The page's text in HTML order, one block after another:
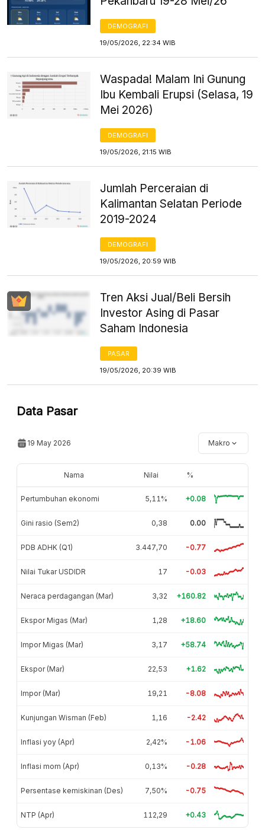
DEMOGRAFI
19/05/2026, 22:34 WIB
Waspada! Malam Ini Gunung
Ibu Kembali Erupsi (Selasa, 19
Mei 2026)
DEMOGRAFI
19/05/2026, 21:15 WIB
Jumlah Perceraian di
Kalimantan Selatan Periode
2019-2024
DEMOGRAFI
19/05/2026, 20:59 WIB
Tren Aksi Jual/Beli Bersih
Investor Asing di Pasar
Saham Indonesia
PASAR
19/05/2026, 20:39 WIB
Data Pasar
19 May 2026 Makro
Nama Nilai %
Pertumbuhan ekonomi 5,11% +0.08
Gini rasio (Sem2) 0,38 0.00
PDB ADHK (Q1) 3.447,70 -0.77
Nilai Tukar USDIDR 17 -0.03
Neraca perdagangan (Mar) 3,32 +160.82
Ekspor Migas (Mar) 1,28 +18.60
Impor Migas (Mar) 3,17 +58.74
Ekspor (Mar) 22,53 +1.62
Impor (Mar) 19,21 -8.08
Kunjungan Wisman (Feb) 1,16 -2.42
Inflasi yoy (Apr) 2,42% -1.06
Inflasi mom (Apr) 0,13% -0.28
Persentase kemiskinan (Des) 7,50% -0.75
NTP (Apr) 112,29 +0.43